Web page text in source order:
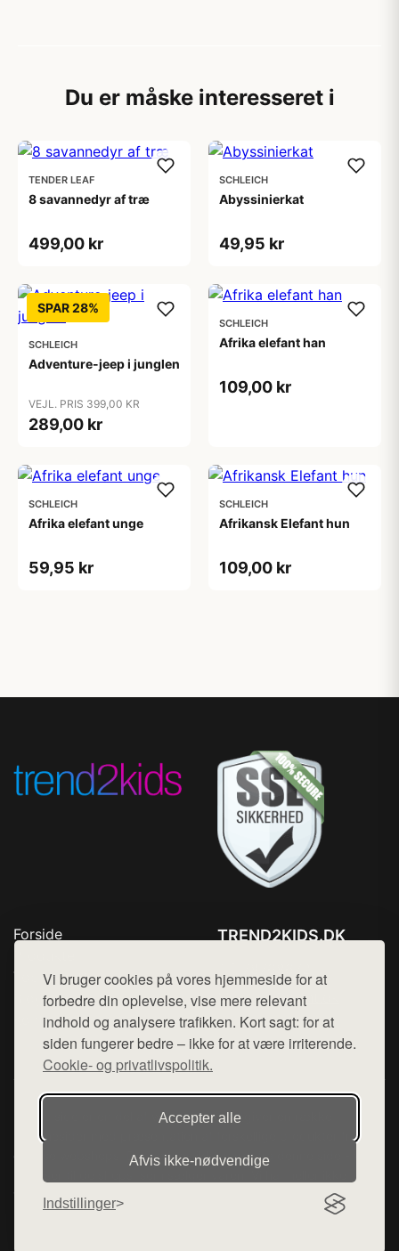
Vi bruger cookies på vores hjemmeside for at
forbedre din oplevelse, vise mere relevant
indhold og analysere trafikken. Kort sagt: for at
siden fungerer bedre – ikke for at være irriterende.
Cookie- og privatlivspolitik.
Accepter alle
Afvis ikke‑nødvendige
Indstillinger
Du er måske interesseret i
TENDER LEAF
8 savannedyr af træ
499,00 kr
SCHLEICH
Abyssinierkat
49,95 kr
SPAR 28%
SCHLEICH
Adventure-jeep i junglen
VEJL. PRIS 399,00 KR
289,00 kr
SCHLEICH
Afrika elefant han
109,00 kr
SCHLEICH
Afrika elefant unge
59,95 kr
SCHLEICH
Afrikansk Elefant hun
109,00 kr
Forside
Top Rabatter
Blog
Kontakt
TREND2KIDS.DK
Mail: hej@want.dk
Cookie- og privatlivspolitik
Denne side er en del af want.dk, der udgiver en række
hjemmesider med præsentation af forskellige produkter fra
diverse webshops. Der sælges ikke varer fra denne side - vi
henviser til de shops, som sælger varen. Vi har heller ikke
varerne på lager.